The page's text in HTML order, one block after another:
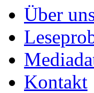
Über
Kontakt